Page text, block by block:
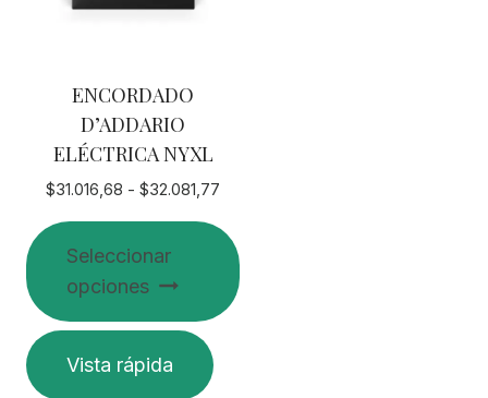
ENCORDADO
D’ADDARIO
ELÉCTRICA NYXL
$31.016,68 - $32.081,77
precios:
desde
$31.016,68
hasta
Seleccionar
opciones
Este
productoVista rápida